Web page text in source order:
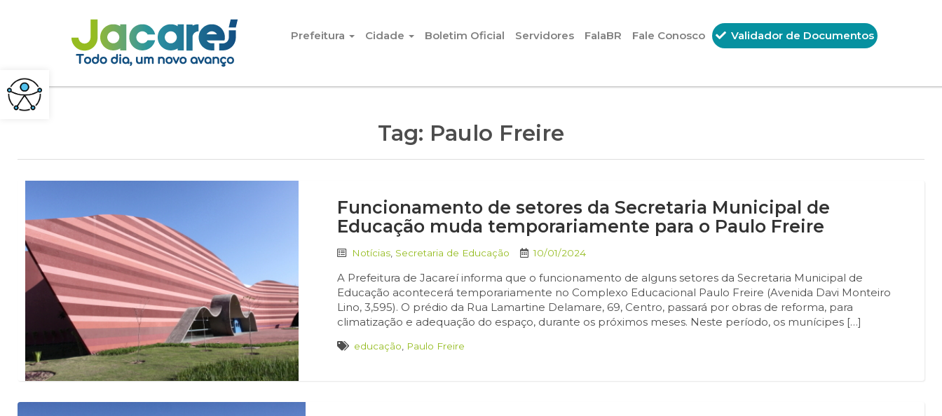
Pular para o conteúdo
Prefeitura
Cidade Boletim Oficial Servidores FalaBR Fale Conosco Validador de Documentos
Tag: Paulo Freire
Funcionamento de setores da Secretaria Municipal de
Educação muda temporariamente para o Paulo Freire
Notícias Secretaria de Educação 10/01/2024
A Prefeitura de Jacareí informa que o funcionamento de alguns setores da Secretaria Municipal de
Educação acontecerá temporariamente no Complexo Educacional Paulo Freire (Avenida Davi Monteiro
Lino, 3,595). O prédio da Rua Lamartine Delamare, 69, Centro, passará por obras de reforma, para
climatização e adequação do espaço, durante os próximos meses. Neste período, os munícipes […]
educação Paulo Freire